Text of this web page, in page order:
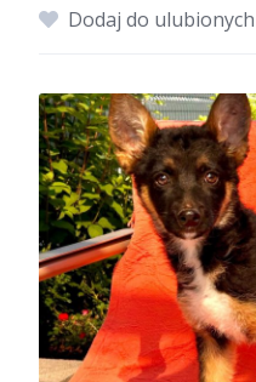
Dodaj do ulubionych